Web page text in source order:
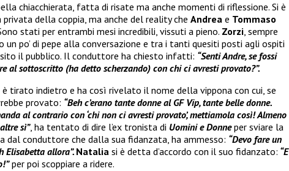
chiacchierata, fatta di risate ma anche momenti di riflessione. Si è
della coppia, ma anche del reality che Andrea e Tommaso
stati per entrambi mesi incredibili, vissuti a pieno. Zorzi, sempre
un po’ di pepe alla conversazione e tra i tanti quesiti posti agli ospiti
il pubblico. Il conduttore ha chiesto infatti: “Senti Andre, se fossi
al sottoscritto (ha detto scherzando) con chi ci avresti provato?”.
è tirato indietro e ha così rivelato il nome della vippona con cui, se
provato: “Beh c’erano tante donne al GF Vip, tante belle donne.
al contrario con ‘chi non ci avresti provato’, mettiamola così! Almeno
sì”, ha tentato di dire l’ex tronista di Uomini e Donneper sviare la
dal conduttore che dalla sua fidanzata, ha ammesso: “Devo fare un
Elisabetta allora”. Natalia si è detta d’accordo con il suo fidanzato: “E
per poi scoppiare a ridere.